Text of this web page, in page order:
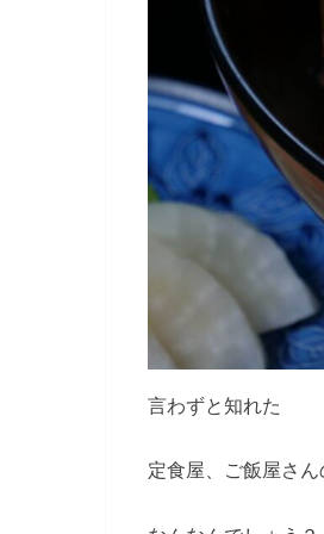
言わずと知れた
定食屋、ご飯屋さん